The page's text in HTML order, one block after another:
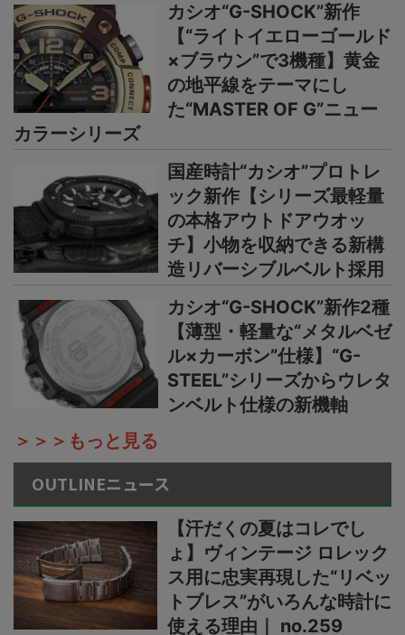
カシオ“G-SHOCK”新作
【“ライトイエローゴールド
×ブラウン”で3機種】黄金
の地平線をテーマにし
た“MASTER OF G”ニュー
カラーシリーズ
国産時計“カシオ”プロトレ
ック新作【シリーズ最軽量
の本格アウトドアウオッ
チ】小物を収納できる新構
造リバーシブルベルト採用
カシオ“G-SHOCK”新作2種
【薄型・軽量な“メタルベゼ
ル×カーボン”仕様】“G-
STEEL”シリーズからウレタ
ンベルト仕様の新機軸
＞＞＞もっと見る
OUTLINEニュース
【汗だくの夏はコレでし
ょ】ヴィンテージ ロレック
ス用に忠実再現した“リベッ
トブレス”がいろんな時計に
使える理由｜ no.259